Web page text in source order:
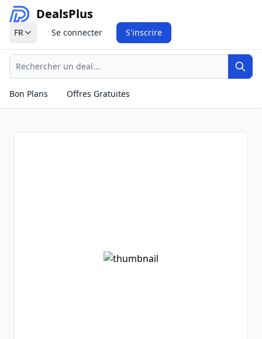
DealsPlus
FR Se connecter S'inscrire
Recherche
Bon Plans
Offres Gratuites